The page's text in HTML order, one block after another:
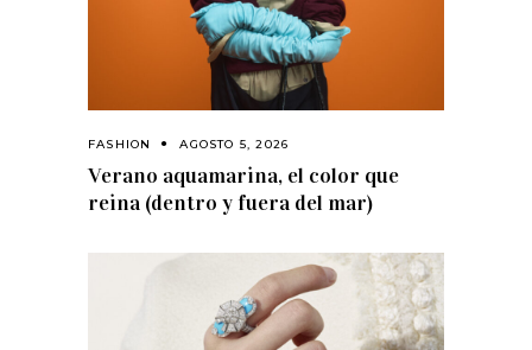
FASHION AGOSTO 5, 2026
Verano aquamarina, el color que
reina (dentro y fuera del mar)